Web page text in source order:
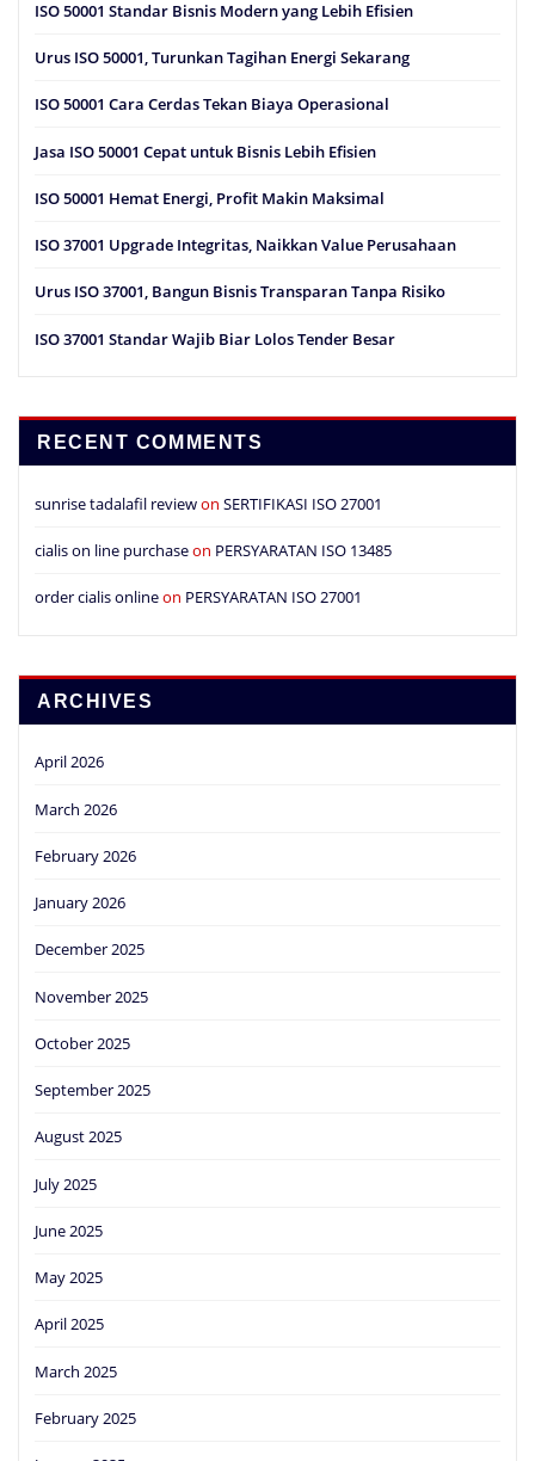
ISO 50001 Standar Bisnis Modern yang Lebih Efisien
Urus ISO 50001, Turunkan Tagihan Energi Sekarang
ISO 50001 Cara Cerdas Tekan Biaya Operasional
Jasa ISO 50001 Cepat untuk Bisnis Lebih Efisien
ISO 50001 Hemat Energi, Profit Makin Maksimal
ISO 37001 Upgrade Integritas, Naikkan Value Perusahaan
Urus ISO 37001, Bangun Bisnis Transparan Tanpa Risiko
ISO 37001 Standar Wajib Biar Lolos Tender Besar
RECENT COMMENTS
sunrise tadalafil reviewon SERTIFIKASI ISO 27001
cialis on line purchaseon PERSYARATAN ISO 13485
order cialis onlineon PERSYARATAN ISO 27001
ARCHIVES
April 2026
March 2026
February 2026
January 2026
December 2025
November 2025
October 2025
September 2025
August 2025
July 2025
June 2025
May 2025
April 2025
March 2025
February 2025